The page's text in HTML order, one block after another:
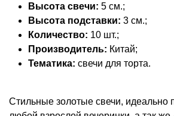
Высота свечи: 5 см.;
Высота подставки: 3 см.;
Количество: 10 шт.;
Производитель: Китай;
Тематика: свечи для торта.
Стильные золотые свечи, идеально